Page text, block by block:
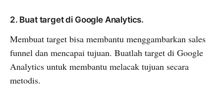
2. Buat target di Google Analytics.
Membuat target bisa membantu menggambarkan sales
funnel dan mencapai tujuan. Buatlah target di Google
Analytics untuk membantu melacak tujuan secara
metodis.